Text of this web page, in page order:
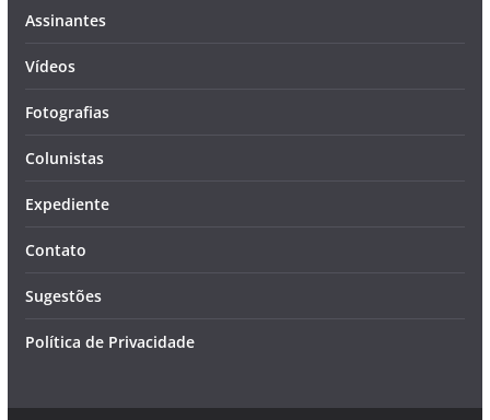
Assinantes
Vídeos
Fotografias
Colunistas
Expediente
Contato
Sugestões
Política de Privacidade